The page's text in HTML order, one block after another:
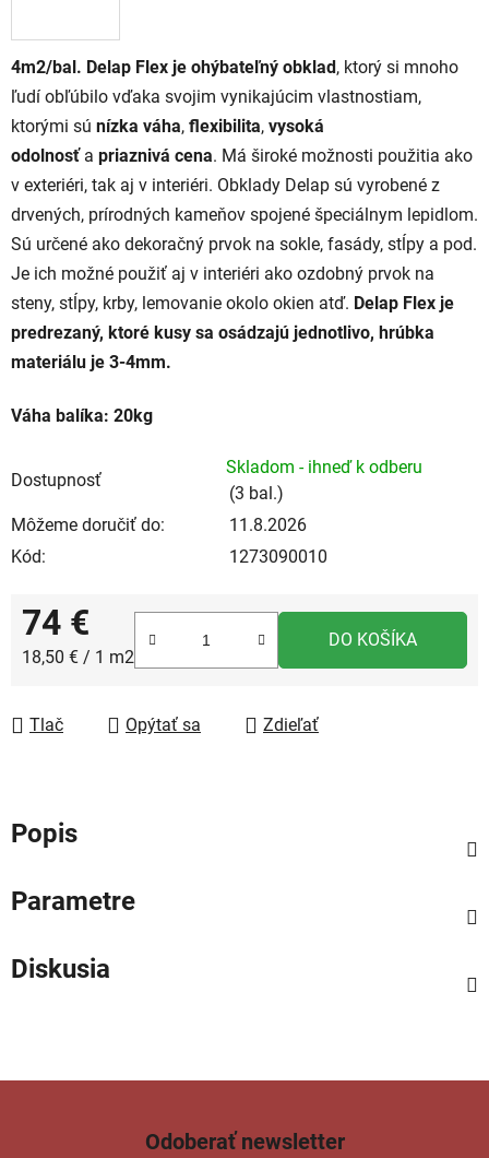
4m2/bal. Delap Flex je ohýbateľný obklad, ktorý si mnoho
ľudí obľúbilo vďaka svojim vynikajúcim vlastnostiam,
ktorými sú nízka váha, flexibilita, vysoká
odolnosťa priaznivá cena. Má široké možnosti použitia ako
v exteriéri, tak aj v interiéri. Obklady Delap sú vyrobené z
drvených, prírodných kameňov spojené špeciálnym lepidlom.
Sú určené ako dekoračný prvok na sokle, fasády, stĺpy a pod.
Je ich možné použiť aj v interiéri ako ozdobný prvok na
steny, stĺpy, krby, lemovanie okolo okien atď. Delap Flex je
predrezaný, ktoré kusy sa osádzajú jednotlivo, hrúbka
materiálu je 3-4mm.
Váha balíka: 20kg
Dostupnosť
Skladom - ihneď k odberu
(3 bal.)
Môžeme doručiť do:
11.8.2026
Kód:
1273090010
74 €
Jednotková cena:
18,50 € / 1 m2
DO KOŠÍKA
Tlač Opýtať sa Zdieľať
Popis
Parametre
Diskusia
Odoberať newsletter